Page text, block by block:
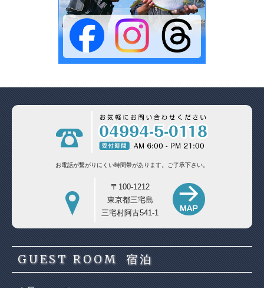
お電話が繋がりにくい時間帯があります。 ご了承下さい。
〒100-1212
東京都三宅島
三宅村阿古541-1
GUEST ROOM 宿泊